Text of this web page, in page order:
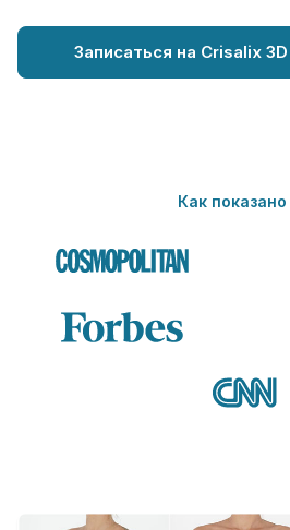
Записаться на Crisalix
Как показано